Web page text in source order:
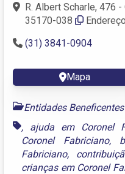
R. Albert Scharle, 476
35170-038
(31) 3841-0904
Mapa
Entidades
, ajuda em Coronel
Coronel Fabriciano,
Fabriciano,
crianças em Coronel